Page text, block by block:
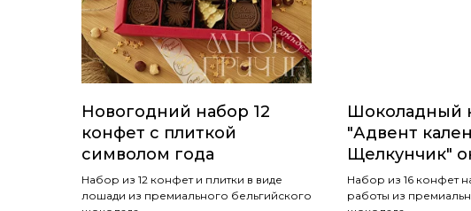
Новогодний набор 12
конфет с плиткой
символом года
Набор из 12 конфет и плитки в виде
лошади из премиального бельгийского
Шоколадный
"Адвент
Щелкунчик"
Набор из 16 конфет
работы из